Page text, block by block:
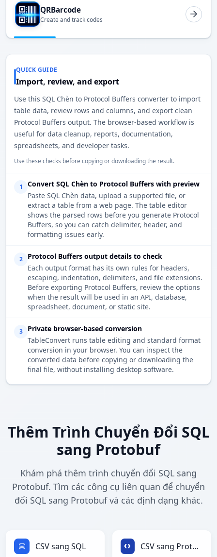
QRBarcode
Create and track codes
QUICK GUIDE
Import, review, and export
Use this SQL Chèn to Protocol Buffers converter to import
table data, review rows and columns, and export clean
Protocol Buffers output. The browser-based workflow is
useful for data cleanup, reports, documentation,
spreadsheets, and developer tasks.
Use these checks before copying or downloading the result.
1
Convert SQL Chèn to Protocol Buffers with preview
Paste SQL Chèn data, upload a supported file, or
extract a table from a web page. The table editor
shows the parsed rows before you generate Protocol
Buffers, so you can catch delimiter, header, and
formatting issues early.
2
Protocol Buffers output details to check
Each output format has its own rules for headers,
escaping, indentation, delimiters, and file extensions.
Before exporting Protocol Buffers, review the options
when the result will be used in an API, database,
spreadsheet, document, or static site.
3
Private browser-based conversion
TableConvert runs table editing and standard format
conversion in your browser. You can inspect the
converted data before copying or downloading the
final file, without installing desktop software.
Thêm Trình Chuyển Đổi SQL
sang Protobuf
Khám phá thêm trình chuyển đổi SQL sang
Protobuf. Tìm các công cụ liên quan để chuyển
đổi SQL sang Protobuf và các định dạng khác.
CSV sang SQL CSV sang Protobuf